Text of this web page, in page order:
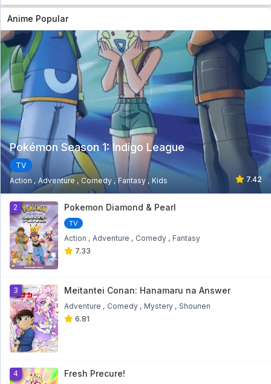
Anime Popular
1
Pokémon Season 1: Indigo League
TV
Action
Adventure Comedy Fantasy Kids 7.42
2 Pokemon Diamond & Pearl
TV
Action Adventure Comedy
Fantasy
7.33
3 Meitantei Conan: Hanamaru na Answer
Adventure Comedy Mystery
Shounen
6.81
4 Fresh Precure!